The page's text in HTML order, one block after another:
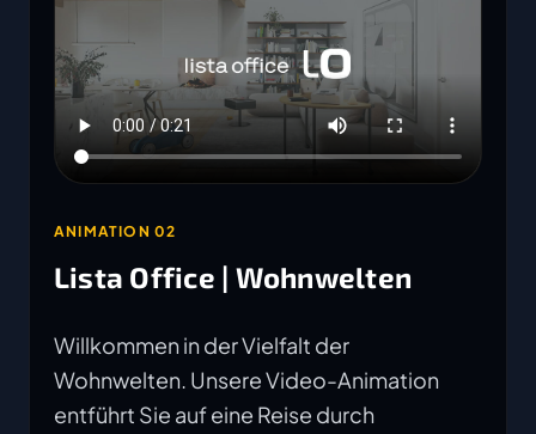
ANIMATION 02
Lista Office | Wohnwelten
Willkommen in der Vielfalt der
Wohnwelten. Unsere Video-Animation
entführt Sie auf eine Reise durch